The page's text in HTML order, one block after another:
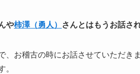
や柿澤（勇人） さんとはもうお話さ
、お稽古の時にお話させていただ
。